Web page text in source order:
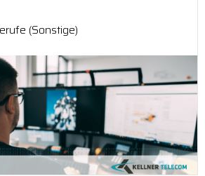
(Sonstige)